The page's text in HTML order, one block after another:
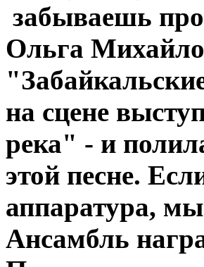
забываешь
Ольга
на сцене
река" - и
этой песне.
аппаратура,
Ансамбль